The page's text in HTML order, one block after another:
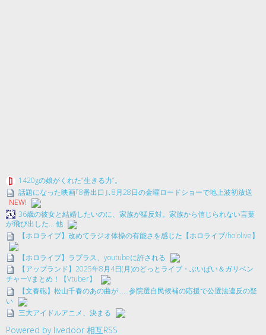
1420gの娘がくれた“生きる力”。
話題になった映画｢8番出口｣､8月28日の金曜ロードショーで地上波初放送
NEW!
36歳の彼女と結婚したいのに、家族が猛反対。家族から信じられない言葉
が飛び出した… 他
【ホロライブ】改めてラジオ体操の有能さを感じた【ホロライブ/hololive】
【ホロライブ】ラプラス、youtubeに許される
【アップランド】2025年8月4日(月)のどっとライブ・ぶいぱい＆ガリベン
チャーVまとめ！【Vtuber】
【文春砲】松山千春のあの曲が……参院選自民候補の応援で公選法違反の疑
い
三大アイドルアニメ、決まる
Powered by livedoor 相互RSS